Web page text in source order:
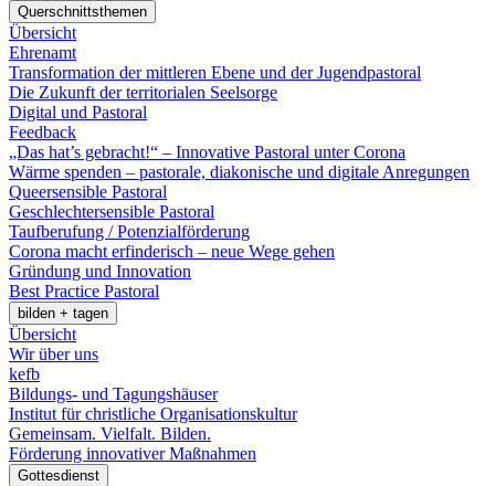
Querschnittsthemen
Übersicht
Ehrenamt
Transformation der mittleren Ebene und der Jugendpastoral
Die Zukunft der territorialen Seelsorge
Digital und Pastoral
Feedback
„Das hat’s gebracht!“ – Innovative Pastoral unter Corona
Wärme spenden – pastorale, diakonische und digitale Anregungen
Queersensible Pastoral
Geschlechtersensible Pastoral
Taufberufung / Potenzialförderung
Corona macht erfinderisch – neue Wege gehen
Gründung und Innovation
Best Practice Pastoral
bilden + tagen
Übersicht
Wir über uns
kefb
Bildungs- und Tagungshäuser
Institut für christliche Organisationskultur
Gemeinsam. Vielfalt. Bilden.
Förderung innovativer Maßnahmen
Gottesdienst